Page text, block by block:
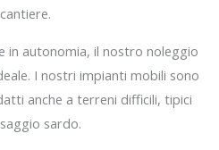
in autonomia, il nostro noleggio
I nostri impianti mobili sono
anche a terreni difficili, tipici
sardo.